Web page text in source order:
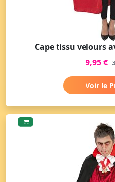
Cape tissu velours
9,95 €
Voir le